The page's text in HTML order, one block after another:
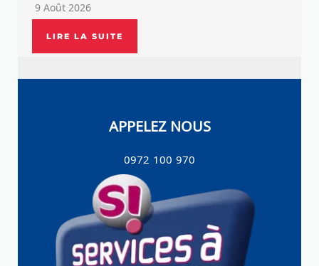
9 Août 2026
LIRE LA SUITE
APPELEZ NOUS
0972 100 970